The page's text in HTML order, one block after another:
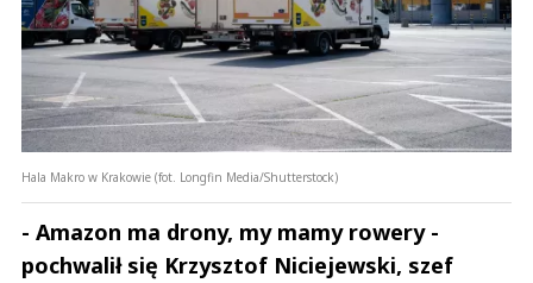
Hala Makro w Krakowie (fot. Longfin Media/Shutterstock)
- Amazon ma drony, my mamy rowery -
pochwalił się Krzysztof Niciejewski, szef